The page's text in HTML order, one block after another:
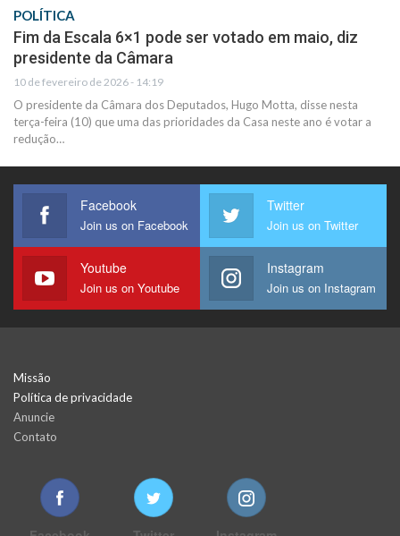
POLÍTICA
Fim da Escala 6×1 pode ser votado em maio, diz
presidente da Câmara
10 de fevereiro de 2026 - 14:19
O presidente da Câmara dos Deputados, Hugo Motta, disse nesta
terça-feira (10) que uma das prioridades da Casa neste ano é votar a
redução…
Facebook
Join us on Facebook
Twitter
Join us on Twitter
Youtube
Join us on Youtube
Instagram
Join us on Instagram
Missão
Política de privacidade
Anuncie
Contato